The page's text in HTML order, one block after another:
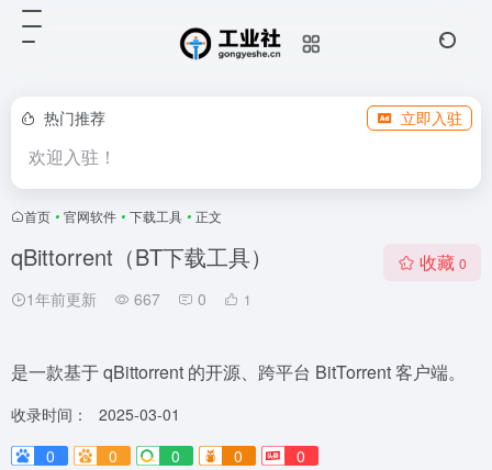
热门推荐 立即入驻
欢迎入驻！
首页 • 官网软件 • 下载工具 • 正文
qBittorrent（BT下载工具）
1年前更新 667 0 1
收藏 0
是一款基于 qBittorrent 的开源、跨平台 BitTorrent 客户端。
收录时间：
2025-03-01
0
0 0 0 0